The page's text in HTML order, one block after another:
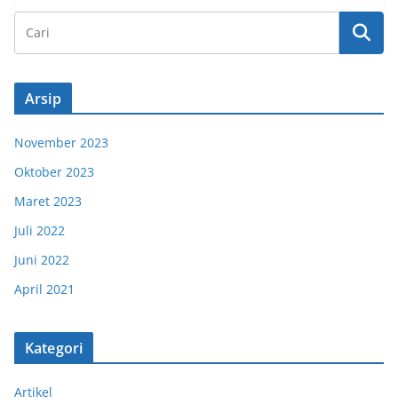
Arsip
November 2023
Oktober 2023
Maret 2023
Juli 2022
Juni 2022
April 2021
Kategori
Artikel